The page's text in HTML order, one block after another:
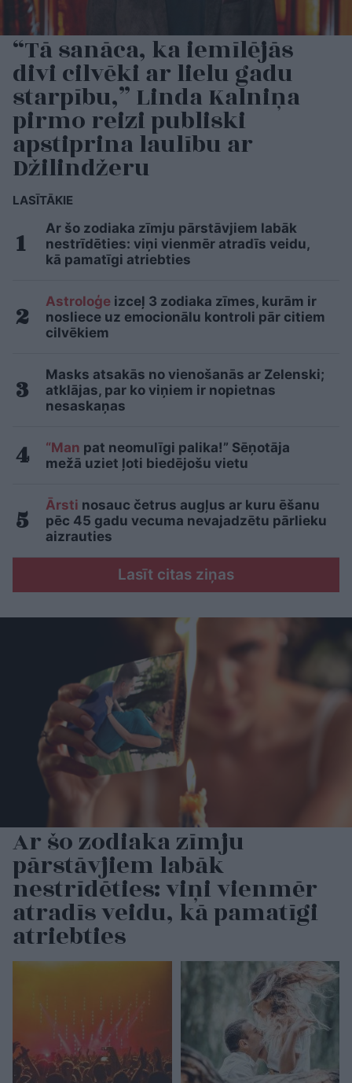
“Tā sanāca, ka iemīlējās
divi cilvēki ar lielu gadu
starpību,” Linda Kalniņa
pirmo reizi publiski
apstiprina laulību ar
Džilindžeru
LASĪTĀKIE
Ar šo zodiaka zīmju pārstāvjiem labāk
nestrīdēties: viņi vienmēr atradīs veidu,
kā pamatīgi atriebties
Astroloģe izceļ 3 zodiaka zīmes, kurām ir
nosliece uz emocionālu kontroli pār citiem
cilvēkiem
Masks atsakās no vienošanās ar Zelenski;
atklājas, par ko viņiem ir nopietnas
nesaskaņas
“Man pat neomulīgi palika!” Sēņotāja
mežā uziet ļoti biedējošu vietu
Ārsti nosauc četrus augļus ar kuru ēšanu
pēc 45 gadu vecuma nevajadzētu pārlieku
aizrauties
Lasīt citas ziņas
Ar šo zodiaka zīmju
pārstāvjiem labāk
nestrīdēties: viņi vienmēr
atradīs veidu, kā pamatīgi
atriebties